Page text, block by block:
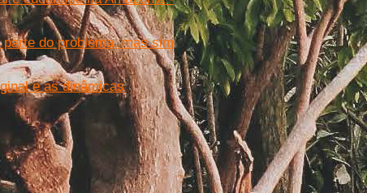
do problema, mas sim
e as dinâmicas